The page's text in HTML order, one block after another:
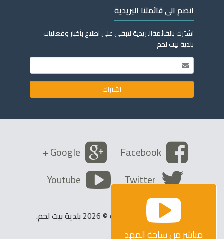
مباشر من ساحة المهد
انضم الى قائمتنا البريدية
اشترك بالقائمةالبريدية لتبقى على اطلاع بأخبار وفعاليات
بلدية بيت لحم
Facebook
Google +
Twitter
Youtube
كافة الحقوق محفوظة © 2026 بلدية بيت لحم.